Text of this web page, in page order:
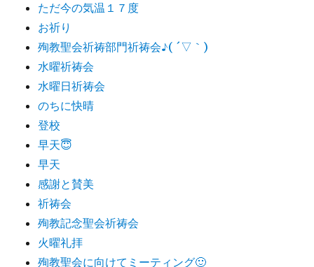
ただ今の気温１７度
お祈り
殉教聖会祈祷部門祈祷会♪( ´▽｀)
水曜祈祷会
水曜日祈祷会
のちに快晴
登校
早天😇
早天
感謝と賛美
祈祷会
殉教記念聖会祈祷会
火曜礼拝
殉教聖会に向けてミーティング🙂